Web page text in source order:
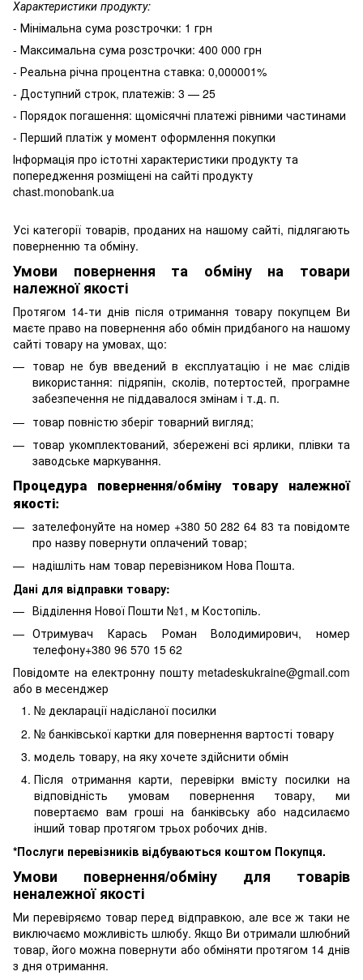
Характеристики продукту:
- Мінімальна сума розстрочки: 1 грн
- Максимальна сума розстрочки: 400 000 грн
- Реальна річна процентна ставка: 0,000001%
- Доступний строк, платежів: 3 — 25
- Порядок погашення: щомісячні платежі рівними частинами
- Перший платіж у момент оформлення покупки
Інформація про істотні характеристики продукту та
попередження розміщені на сайті продукту
chast.monobank.ua
Усі категорії товарів, проданих на нашому сайті, підлягають
поверненню та обміну.
Умови повернення та обміну на товари
належної якості
Протягом 14-ти днів після отримання товару покупцем Ви
маєте право на повернення або обмін придбаного на нашому
сайті товару на умовах, що:
товар не був введений в експлуатацію і не має слідів
використання: підряпін, сколів, потертостей, програмне
забезпечення не піддавалося змінам і т.д. п.
товар повністю зберіг товарний вигляд;
товар укомплектований, збережені всі ярлики, плівки та
заводське маркування.
Процедура повернення/обміну товару належної
якості:
зателефонуйте на номер +380 50 282 64 83 та повідомте
про назву повернути оплачений товар;
надішліть нам товар перевізником Нова Пошта.
Дані для відправки товару:
Відділення Нової Пошти №1, м Костопіль.
Отримувач Карась Роман Володимирович, номер
телефону+380 96 570 15 62
Повідомте на електронну пошту metadeskukraine@gmail.com
або в месенджер
№ декларації надісланої посилки
№ банківської картки для повернення вартості товару
модель товару, на яку хочете здійснити обмін
Після отримання карти, перевірки вмісту посилки на
відповідність умовам повернення товару, ми
повертаємо вам гроші на банківську або надсилаємо
інший товар протягом трьох робочих днів.
*Послуги перевізників відбуваються коштом Покупця.
Умови повернення/обміну для товарів
неналежної якості
Ми перевіряємо товар перед відправкою, але все ж таки не
виключаємо можливість шлюбу. Якщо Ви отримали шлюбний
товар, його можна повернути або обміняти протягом 14 днів
з дня отримання.